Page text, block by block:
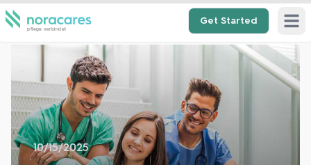
Get Started
10/15/2025